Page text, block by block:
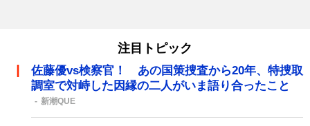
注目トピック
佐藤優vs検察官！ あの国策捜査から20年、特捜取
調室で対峙した因縁の二人がいま語り合ったこと
新潮QUE